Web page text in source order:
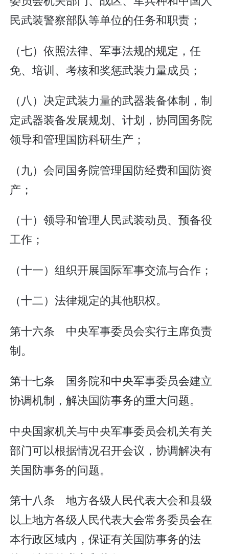
民武装警察部队等单位的任务和职责；
（七）依照法律、军事法规的规定，任
免、培训、考核和奖惩武装力量成员；
（八）决定武装力量的武器装备体制，制
定武器装备发展规划、计划，协同国务院
领导和管理国防科研生产；
（九）会同国务院管理国防经费和国防资
产；
（十）领导和管理人民武装动员、预备役
工作；
（十一）组织开展国际军事交流与合作；
（十二）法律规定的其他职权。
第十六条 中央军事委员会实行主席负责
制。
第十七条 国务院和中央军事委员会建立
协调机制，解决国防事务的重大问题。
中央国家机关与中央军事委员会机关有关
部门可以根据情况召开会议，协调解决有
关国防事务的问题。
第十八条 地方各级人民代表大会和县级
以上地方各级人民代表大会常务委员会在
本行政区域内，保证有关国防事务的法